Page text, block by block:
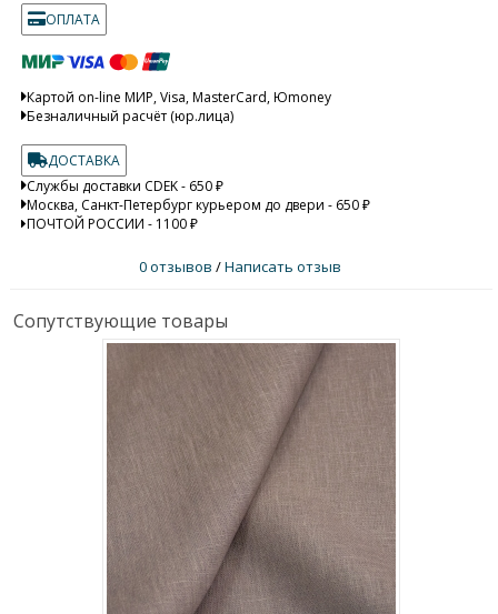
ОПЛАТА
Картой on-line МИР, Visa, MasterCard, Юmoney
Безналичный расчёт (юр.лица)
ДОСТАВКА
Службы доставки CDEK - 650 ₽
Москва, Санкт-Петербург курьером до двери - 650 ₽
ПОЧТОЙ РОССИИ - 1100 ₽
0 отзывов /Написать отзыв
Сопутствующие товары